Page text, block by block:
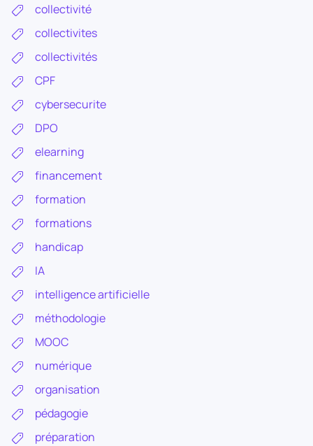
collectivité
collectivites
collectivités
CPF
cybersecurite
DPO
elearning
financement
formation
formations
handicap
IA
intelligence artificielle
méthodologie
MOOC
numérique
organisation
pédagogie
préparation